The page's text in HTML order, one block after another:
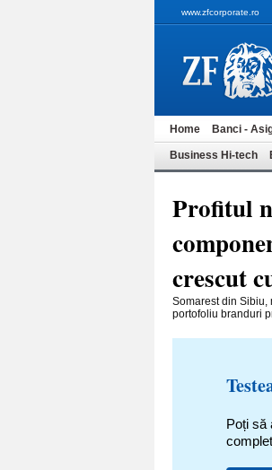
www.zfcorporate.ro
Home Banci -
Business Hi-tech
Profitul
crescut
Somarest din Sibiu,
portofoliu branduri
Poți să